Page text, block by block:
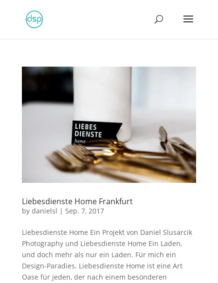
Liebesdienste Home Frankfurt
by danielsl | Sep. 7, 2017
Liebesdienste Home Ein Projekt von Daniel Slusarcik
Photography und Liebesdienste Home Ein Laden,
und doch mehr als nur ein Laden. Für mich ein
Design-Paradies. Liebesdienste Home ist eine Art
Oase für jeden, der nach einem besonderen